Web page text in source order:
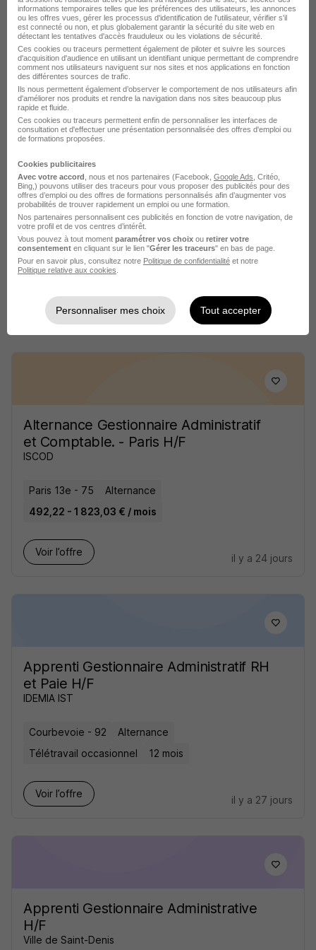
Créteil - 94 Alternance 492,22 - 1 823,03 € / mois
Voir l’offre
Alternance Gestionnaire Administratif
et Comptable - Paris H/F
ISCOD
Paris 8e - 75
Alternance
492,22 - 1 823,03 € / mois
Voir l’offre
il y a 20 jours
Alternance Gestionnaire Administratif
et Comptable. - Paris H/F
ISCOD
Paris 13e - 75
Alternance
492,22 - 1 823,03 € / mois
Voir l’offre
il y a 24 jours
Apprenti Gestionnaire Administratif RH
et Paie H/F
IDEMIA IST
Courbevoie - 92
Alternance
Télétravail occasionnel
12 mois
Voir l’offre
il y a 27 jours
Apprenti Gestionnaire Administrative
H/F
Ville de Saint-Denis
informations temporaires telles que les préférences des utilisateurs, les annonces
ou les offres vues, gérer les processus d'identification de l'utilisateur, vérifier s'il
est connecté ou non, et plus globalement garantir la sécurité du site web en
détectant les tentatives d'accès frauduleux ou les violations de sécurité.
Ces cookies ou traceurs permettent également de piloter et suivre les sources
d'acquisition d'audience en utilisant un identifiant unique permettant de comprendre
comment nos utilisateurs naviguent sur nos sites et nos applications en fonction
des différentes sources de trafic.
Ils nous permettent également d’observer le comportement de nos utilisateurs afin
d'améliorer nos produits et rendre la navigation dans nos sites beaucoup plus
rapide et fluide.
Ces cookies ou traceurs permettent enfin de personnaliser les interfaces de
consultation et d'effectuer une présentation personnalisée des offres d'emploi ou
de formations proposées.
Cookies publicitaires
Avec votre accord , nous et nos partenaires (Facebook, Google Ads , Critéo,
Bing,) pouvons utiliser des traceurs pour vous proposer des publicités pour des
offres d’emploi ou des offres de formations personnalisés afin d’augmenter vos
probabilités de trouver rapidement un emploi ou une formation.
Nos partenaires personnalisent ces publicités en fonction de votre navigation, de
votre profil et de vos centres d’intérêt.
Vous pouvez à tout moment paramétrer vos choix ou retirer votre
consentement en cliquant sur le lien "Gérer les traceurs" en bas de page.
Pour en savoir plus, consultez notre Politique de confidentialité et notre
Politique relative aux cookies
Personnaliser mes choix Tout accepter